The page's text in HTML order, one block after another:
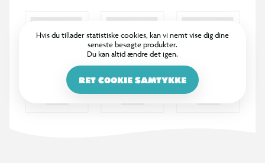
Hvis du tillader statistiske cookies, kan vi nemt vise dig dine
seneste besøgte produkter.
Du kan altid ændre det igen.
RET COOKIE SAMTYKKE